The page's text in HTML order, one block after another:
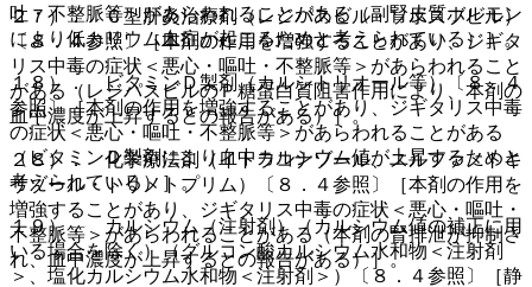
２７）． Ｃ型肝炎治療剤（レジパスビル・ソホスブビル）
〔８．４参照〕［本剤の作用を増強することがあり、ジギタ
リス中毒の症状＜悪心・嘔吐・不整脈等＞があらわれること
がある（レジパスビルのＰ糖蛋白質阻害作用により、本剤の
血中濃度が上昇するとの報告がある）］。
２８）． 化学療法剤（イトラコナゾール、スルファメトキ
サゾール・トリメトプリム）〔８．４参照〕［本剤の作用を
増強することがあり、ジギタリス中毒の症状＜悪心・嘔吐・
不整脈等＞があらわれることがある（本剤の腎排泄が抑制さ
れ、血中濃度が上昇するとの報告がある）］。
吐・不整脈等＞があらわれることがある（副腎皮質ホルモン
により低カリウム血症が起こるためと考えられている）］。
１８）． ビタミンＤ製剤（カルシトリオール等）〔８．４
参照〕［本剤の作用を増強することがあり、ジギタリス中毒
の症状＜悪心・嘔吐・不整脈等＞があらわれることがある
（ビタミンＤ製剤により血中カルシウム値が上昇するためと
考えられている）］。
１９）． カルシウム（注射剤）（カルシウム値の補正に用
いる場合を除く）（グルコン酸カルシウム水和物＜注射剤
＞、塩化カルシウム水和物＜注射剤＞）〔８．４参照〕［静